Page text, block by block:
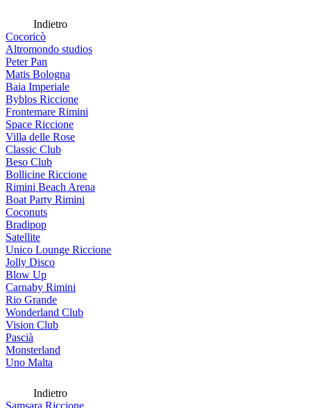
Indietro
Cocoricò
Altromondo studios
Peter Pan
Matis Bologna
Baia Imperiale
Byblos Riccione
Frontemare Rimini
Space Riccione
Villa delle Rose
Classic Club
Beso Club
Bollicine Riccione
Rimini Beach Arena
Boat Party Rimini
Coconuts
Bradipop
Satellite
Unico Lounge Riccione
Jolly Disco
Blow Up
Carnaby Rimini
Rio Grande
Wonderland Club
Vision Club
Pascià
Monsterland
Uno Malta
Indietro
Samsara Riccione